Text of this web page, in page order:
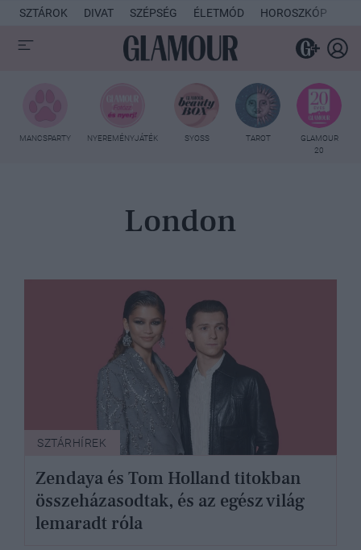
SZTÁROK DIVAT SZÉPSÉG ÉLETMÓD HOROSZKÓP
MANCSPARTY NYEREMÉNYJÁTÉK SYOSS TAROT
GLAMOUR
20
London
SZTÁRHÍREK
Zendaya és Tom Holland titokban
összeházasodtak, és az egész világ
lemaradt róla